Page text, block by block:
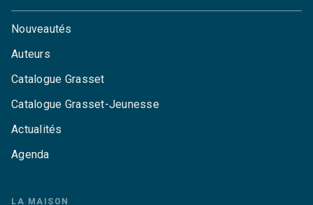
Nouveautés
Auteurs
Catalogue Grasset
Catalogue Grasset-Jeunesse
Actualités
Agenda
LA MAISON